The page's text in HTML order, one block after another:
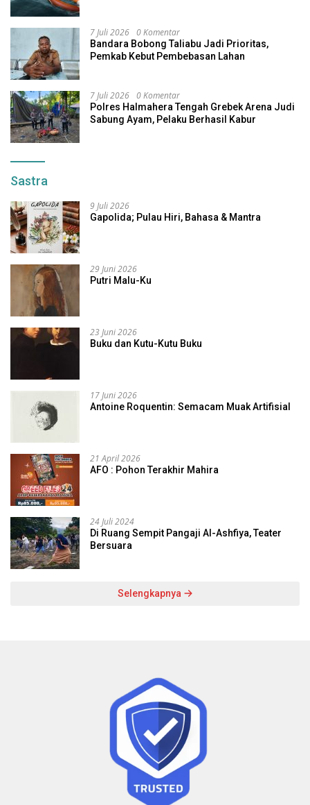
7 Juli 2026 0 Komentar
Bandara Bobong Taliabu Jadi Prioritas,
Pemkab Kebut Pembebasan Lahan
7 Juli 2026 0 Komentar
Polres Halmahera Tengah Grebek Arena Judi
Sabung Ayam, Pelaku Berhasil Kabur
Sastra
9 Juli 2026
Gapolida; Pulau Hiri, Bahasa & Mantra
29 Juni 2026
Putri Malu-Ku
23 Juni 2026
Buku dan Kutu-Kutu Buku
17 Juni 2026
Antoine Roquentin: Semacam Muak Artifisial
21 April 2026
AFO : Pohon Terakhir Mahira
24 Juli 2024
Di Ruang Sempit Pangaji Al-Ashfiya, Teater
Bersuara
Selengkapnya